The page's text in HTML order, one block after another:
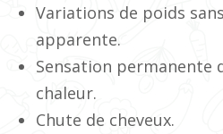
Variations de poids
apparente.
Sensation permanente
chaleur.
Chute de cheveux.